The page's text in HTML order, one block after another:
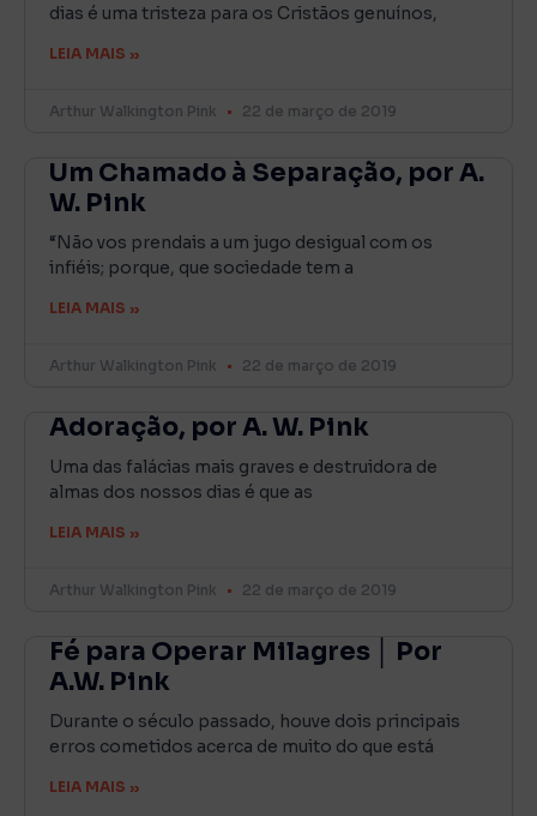
dias é uma tristeza para os Cristãos genuínos,
LEIA MAIS »
Arthur Walkington Pink 22 de março de 2019
Um Chamado à Separação, por A.
W. Pink
“Não vos prendais a um jugo desigual com os
infiéis; porque, que sociedade tem a
LEIA MAIS »
Arthur Walkington Pink 22 de março de 2019
Adoração, por A. W. Pink
Uma das falácias mais graves e destruidora de
almas dos nossos dias é que as
LEIA MAIS »
Arthur Walkington Pink 22 de março de 2019
Fé para Operar Milagres │ Por
A.W. Pink
Durante o século passado, houve dois principais
erros cometidos acerca de muito do que está
LEIA MAIS »